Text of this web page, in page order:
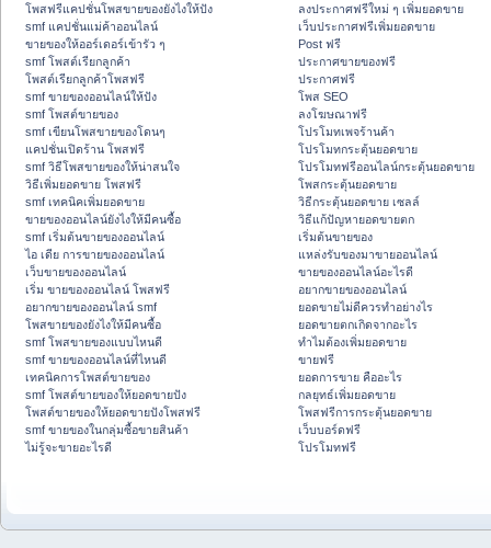
โพสฟรีแคปชั่นโพสขายของยังไงให้ปัง
smf แคปชั่นแม่ค้าออนไลน์
ขายของให้ออร์เดอร์เข้ารัว ๆ
smf โพสต์เรียกลูกค้า
โพสต์เรียกลูกค้าโพสฟรี
smf ขายของออนไลน์ให้ปัง
smf โพสต์ขายของ
smf เขียนโพสขายของโดนๆ
แคปชั่นเปิดร้าน โพสฟรี
smf วิธีโพสขายของให้น่าสนใจ
วิธีเพิ่มยอดขาย โพสฟรี
smf เทคนิคเพิ่มยอดขาย
ขายของออนไลน์ยังไงให้มีคนซื้อ
smf เริ่มต้นขายของออนไลน์
ไอ เดีย การขายของออนไลน์
เว็บขายของออนไลน์
เริ่ม ขายของออนไลน์ โพสฟรี
อยากขายของออนไลน์ smf
โพสขายของยังไงให้มีคนซื้อ
smf โพสขายของแบบไหนดี
smf ขายของออนไลน์ที่ไหนดี
เทคนิคการโพสต์ขายของ
smf โพสต์ขายของให้ยอดขายปัง
โพสต์ขายของให้ยอดขายปังโพสฟรี
smf ขายของในกลุ่มซื้อขายสินค้า
ไม่รู้จะขายอะไรดี
ลงประกาศฟรีใหม่ ๆ เพิ่มยอดขาย
เว็บประกาศฟรีเพิ่มยอดขาย
Post ฟรี
ประกาศขายของฟรี
ประกาศฟรี
โพส SEO
ลงโฆษณาฟรี
โปรโมทเพจร้านค้า
โปรโมทกระตุ้นยอดขาย
โปรโมทฟรีออนไลน์กระตุ้นยอดขาย
โพสกระตุ้นยอดขาย
วิธีกระตุ้นยอดขาย เซลล์
วิธีแก้ปัญหายอดขายตก
เริ่มต้นขายของ
แหล่งรับของมาขายออนไลน์
ขายของออนไลน์อะไรดี
อยากขายของออนไลน์
ยอดขายไม่ดีควรทำอย่างไร
ยอดขายตกเกิดจากอะไร
ทำไมต้องเพิ่มยอดขาย
ขายฟรี
ยอดการขาย คืออะไร
กลยุทธ์เพิ่มยอดขาย
โพสฟรีการกระตุ้นยอดขาย
เว็บบอร์ดฟรี
โปรโมทฟรี